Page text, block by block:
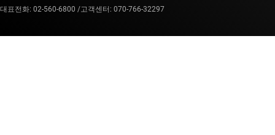
대표전화: 02-560-6800 /고객센터: 070-766-32297